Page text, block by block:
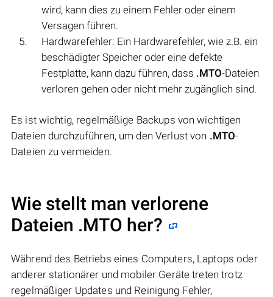
wird, kann dies zu einem Fehler oder einem
Versagen führen.
Hardwarefehler: Ein Hardwarefehler, wie z.B. ein
beschädigter Speicher oder eine defekte
Festplatte, kann dazu führen, dass .MTO-Dateien
verloren gehen oder nicht mehr zugänglich sind.
Es ist wichtig, regelmäßige Backups von wichtigen
Dateien durchzuführen, um den Verlust von .MTO-
Dateien zu vermeiden.
Wie stellt man verlorene
Dateien .MTO her?
Während des Betriebs eines Computers, Laptops oder
anderer stationärer und mobiler Geräte treten trotz
regelmäßiger Updates und Reinigung Fehler,